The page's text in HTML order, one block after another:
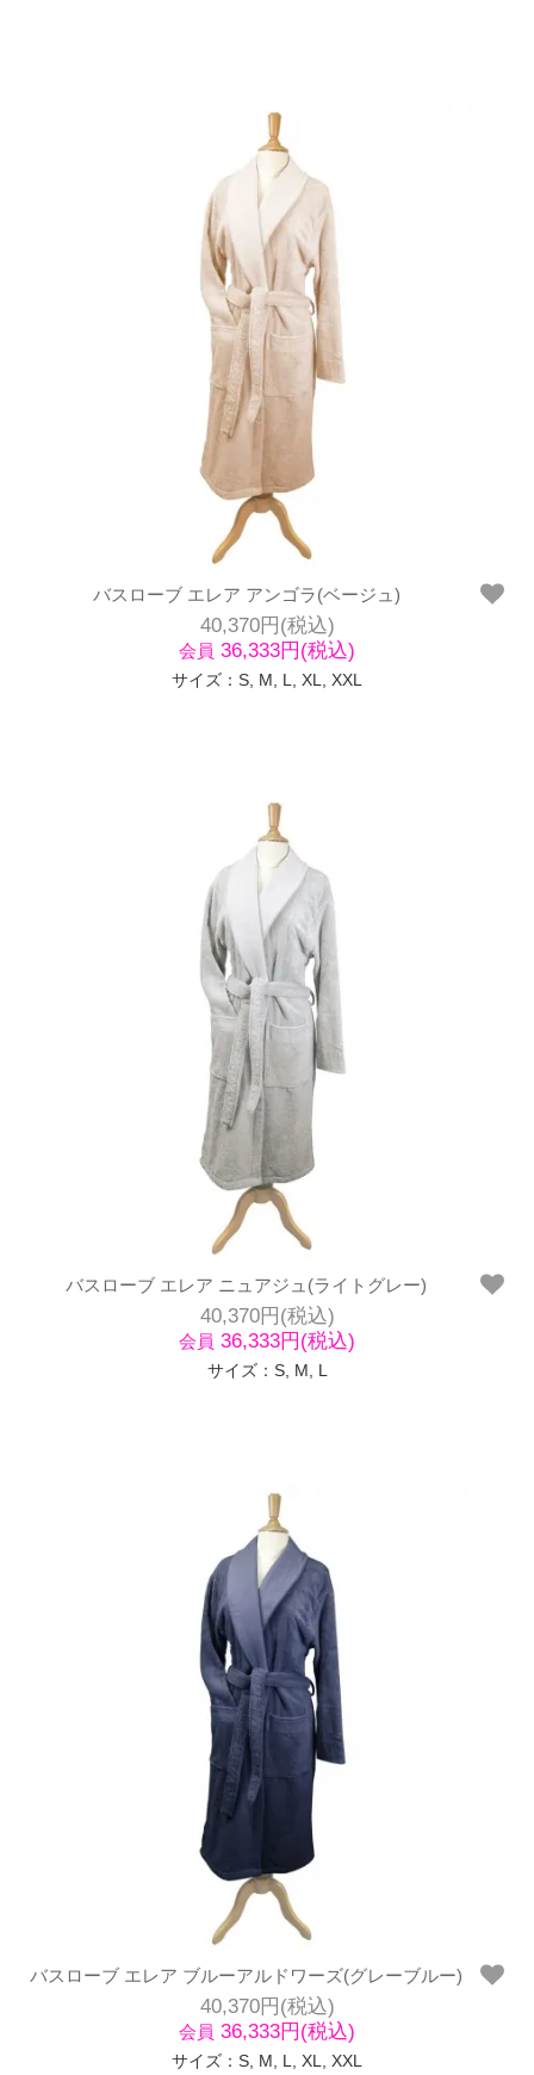
バスローブ エレア アンゴラ(ベージュ)
40,370円(税込)
会員 36,333円(税込)
サイズ：S, M, L, XL, XXL
バスローブ エレア ニュアジュ(ライトグレー)
40,370円(税込)
会員 36,333円(税込)
サイズ：S, M, L
バスローブ エレア ブルーアルドワーズ(グレーブルー)
40,370円(税込)
会員 36,333円(税込)
サイズ：S, M, L, XL, XXL